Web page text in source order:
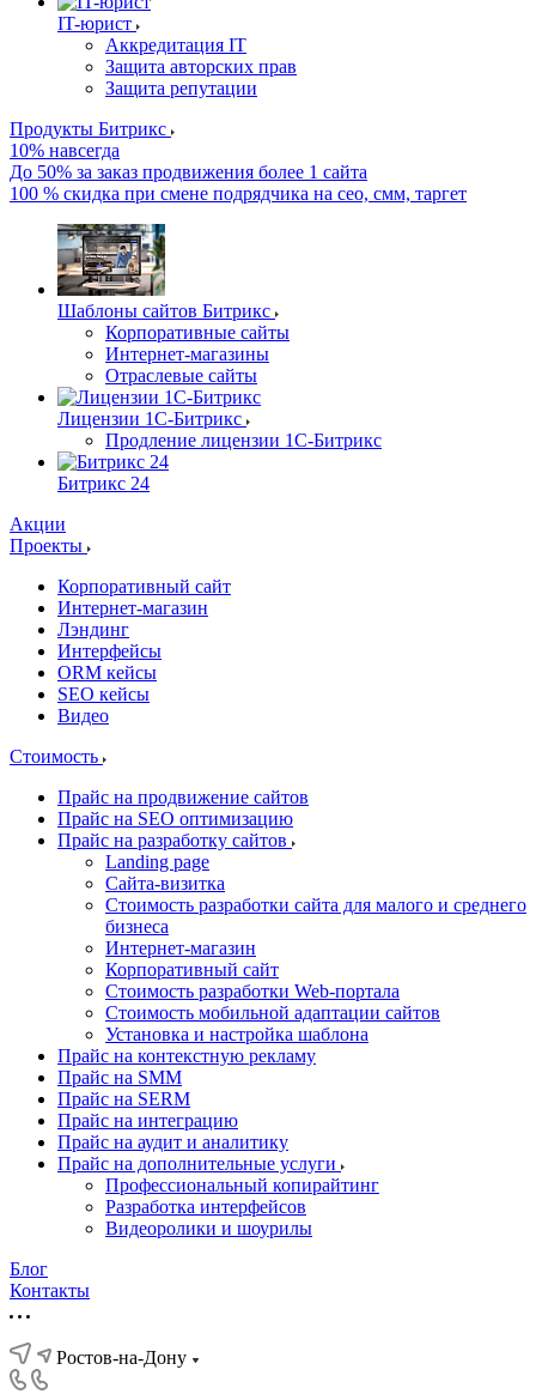
IT-юрист
Аккредитация IT
Защита авторских прав
Защита репутации
Продукты Битрикс
10% навсегда
До 50% за заказ продвижения более 1 сайта
100 % скидка при смене подрядчика на сео, смм, таргет
Шаблоны сайтов Битрикс
Корпоративные сайты
Интернет-магазины
Отраслевые сайты
Лицензии 1С-Битрикс
Продление лицензии 1С-Битрикс
Битрикс 24
Акции
Проекты
Корпоративный сайт
Интернет-магазин
Лэндинг
Интерфейсы
ORM кейсы
SEO кейсы
Видео
Стоимость
Прайс на продвижение сайтов
Прайс на SEO оптимизацию
Прайс на разработку сайтов
Landing page
Cайта-визитка
Стоимость разработки сайта для малого и среднего
бизнеса
Интернет-магазин
Корпоративный сайт
Стоимость разработки Web-портала
Стоимость мобильной адаптации сайтов
Установка и настройка шаблона
Прайс на контекстную рекламу
Прайс на SMM
Прайс на SERM
Прайс на интеграцию
Прайс на аудит и аналитику
Прайс на дополнительные услуги
Профессиональный копирайтинг
Разработка интерфейсов
Видеоролики и шоурилы
Блог
Контакты
Ростов-на-Дону